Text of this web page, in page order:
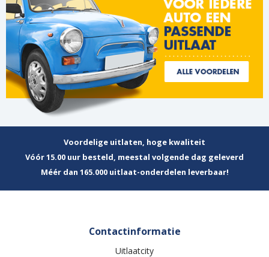
Voordelige uitlaten, hoge kwaliteit
Vóór 15.00 uur besteld, meestal volgende dag geleverd
Méér dan 165.000 uitlaat-onderdelen leverbaar!
Contactinformatie
Uitlaatcity